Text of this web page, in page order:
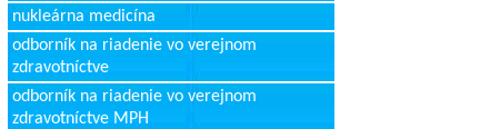
nukleárna medicína
odborník na riadenie vo verejnom
zdravotníctve
odborník na riadenie vo verejnom
zdravotníctve MPH